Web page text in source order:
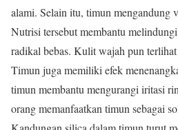
alami. Selain itu, timun mengandung
Nutrisi tersebut membantu
radikal bebas. Kulit wajah pun terlihat
Timun juga memiliki efek
timun membantu mengurangi iritasi
orang memanfaatkan timun sebagai